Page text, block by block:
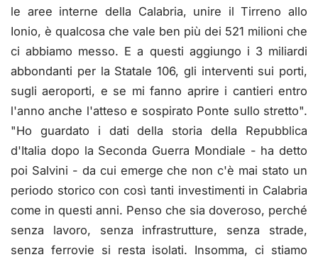
le aree interne della Calabria, unire il Tirreno allo
Ionio, è qualcosa che vale ben più dei 521 milioni che
ci abbiamo messo. E a questi aggiungo i 3 miliardi
abbondanti per la Statale 106, gli interventi sui porti,
sugli aeroporti, e se mi fanno aprire i cantieri entro
l'anno anche l'atteso e sospirato Ponte sullo stretto".
"Ho guardato i dati della storia della Repubblica
d'Italia dopo la Seconda Guerra Mondiale - ha detto
poi Salvini - da cui emerge che non c'è mai stato un
periodo storico con così tanti investimenti in Calabria
come in questi anni. Penso che sia doveroso, perché
senza lavoro, senza infrastrutture, senza strade,
senza ferrovie si resta isolati. Insomma, ci stiamo